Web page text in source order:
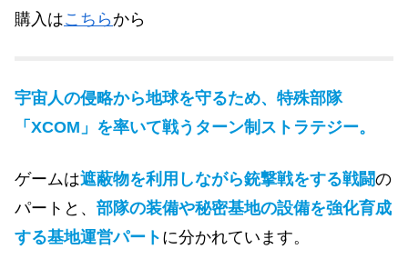
購入はこちらから
宇宙人の侵略から地球を守るため、特殊部隊
「XCOM」を率いて戦う ターン制ストラテジー。
ゲームは遮蔽物を利用しながら銃撃戦をする戦闘の
パートと、 部隊の装備や秘密基地の設備を強化育成
する基地運営パート に分かれています。